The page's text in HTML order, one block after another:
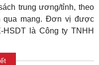
trung ương/tỉnh, theo
qua mạng. Đơn vị được
là Công ty TNHH